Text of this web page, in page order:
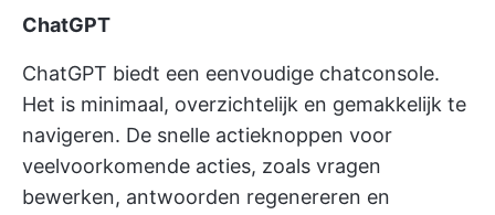
ChatGPT
ChatGPT biedt een eenvoudige chatconsole.
Het is minimaal, overzichtelijk en gemakkelijk te
navigeren. De snelle actieknoppen voor
veelvoorkomende acties, zoals vragen
bewerken, antwoorden regenereren en